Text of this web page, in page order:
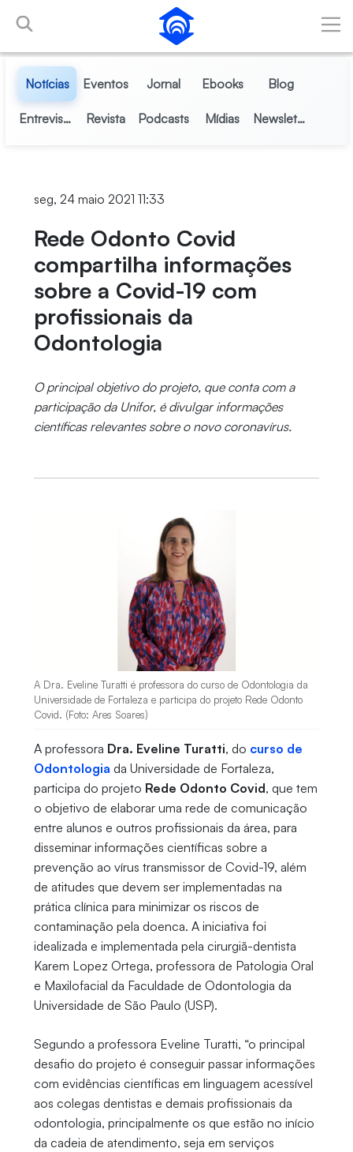
Pular para o Conteúdo principal
Notícias Eventos Jornal Ebooks Blog
Entrevistas Revista Podcasts Mídias Newsletter
seg, 24 maio 2021 11:33
Rede Odonto Covid
compartilha informações
sobre a Covid-19 com
profissionais da
Odontologia
O principal objetivo do projeto, que conta com a
participação da Unifor, é divulgar informações
científicas relevantes sobre o novo coronavírus.
A Dra. Eveline Turatti é professora do curso de Odontologia da
Universidade de Fortaleza e participa do projeto Rede Odonto
Covid. (Foto: Ares Soares)
A professora Dra. Eveline Turatti, do curso de
Odontologia da Universidade de Fortaleza,
participa do projeto Rede Odonto Covid, que tem
o objetivo de elaborar uma rede de comunicação
entre alunos e outros profissionais da área, para
disseminar informações científicas sobre a
prevenção ao vírus transmissor de Covid-19, além
de atitudes que devem ser implementadas na
prática clínica para minimizar os riscos de
contaminação pela doenca. A iniciativa foi
idealizada e implementada pela cirurgiã-dentista
Karem Lopez Ortega, professora de Patologia Oral
e Maxilofacial da Faculdade de Odontologia da
Universidade de São Paulo (USP).
Segundo a professora Eveline Turatti, “o principal
desafio do projeto é conseguir passar informações
com evidências científicas em linguagem acessível
aos colegas dentistas e demais profissionais da
odontologia, principalmente os que estão no início
da cadeia de atendimento, seja em serviços